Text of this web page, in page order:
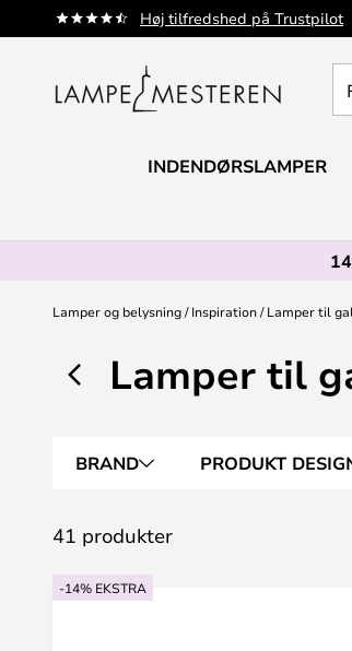
Høj tilfredshed på Trustpilot
Skip
to
INDENDØRSLAMPER
Lamper og belysning Inspiration Lamper til
Lamper til
BRAND PRODUKT
41 produkter
-14% EKSTRA